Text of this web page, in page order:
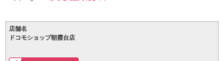
店舗名
ドコモショップ朝霞台店